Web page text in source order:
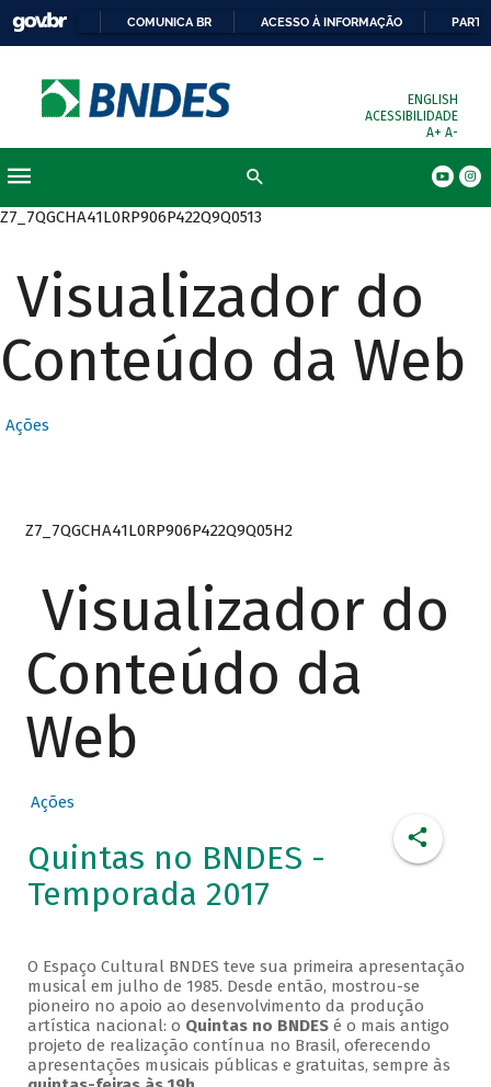
COMUNICA BR ACESSO À INFORMAÇÃO
ENGLISH
ACESSIBILIDADE
A+ A-
Z7_7QGCHA41L0RP906P422Q9Q0513
Visualizador do
Conteúdo da Web
Ações
Z7_7QGCHA41L0RP906P422Q9Q05H2
Visualizador do
Conteúdo da
Web
Ações
Quintas no BNDES -
Temporada 2017
O Espaço Cultural BNDES teve sua primeira apresentação
musical em julho de 1985. Desde então, mostrou-se
pioneiro no apoio ao desenvolvimento da produção
artística nacional: o Quintas no BNDESé o mais antigo
projeto de realização contínua no Brasil, oferecendo
apresentações musicais públicas e gratuitas, sempre às